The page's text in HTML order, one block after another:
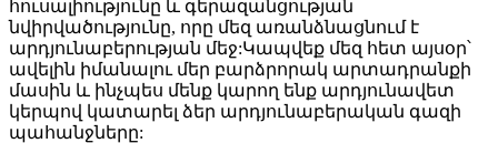
հուսալիությունը և գերազանցության
նվիրվածությունը, որը մեզ առանձնացնում է
արդյունաբերության մեջ:Կապվեք մեզ հետ այսօր՝
ավելին իմանալու մեր բարձրորակ արտադրանքի
մասին և ինչպես մենք կարող ենք արդյունավետ
կերպով կատարել ձեր արդյունաբերական գազի
պահանջները: